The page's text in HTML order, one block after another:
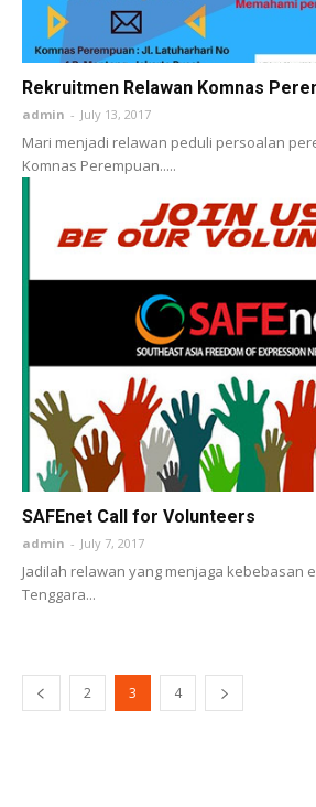
Rekruitmen Relawan Komnas
admin - July 13, 2017
Mari menjadi relawan peduli persoalan
Komnas Perempuan.....
SAFEnet Call for Volunteers
admin - July 7, 2017
Jadilah relawan yang menjaga kebebasan
Tenggara...
2 3 4